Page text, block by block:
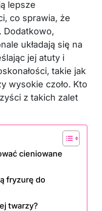
lepsze
co sprawia, że
Dodatkowo,
układają się na
jej atuty i
takie jak
wysokie czoło. Kto
z takich zalet
cieniowane
fryzurę do
twarzy?